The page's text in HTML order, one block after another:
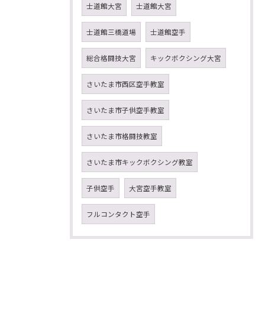
士道館大宮 士道館大宮
士道館三橋道場 士道館空手
総合格闘技大宮 キックボクシング大宮
さいたま市西区空手教室
さいたま市子供空手教室
さいたま市格闘技教室
さいたま市キックボクシング教室
子供空手 大宮空手教室
フルコンタクト空手